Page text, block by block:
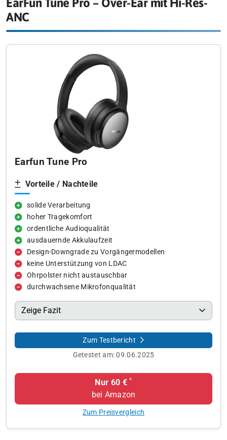
ANC
Earfun Tune Pro
Vorteile / Nachteile
solide Verarbeitung
hoher Tragekomfort
ordentliche Audioqualität
ausdauernde Akkulaufzeit
Design-Downgrade zu Vorgängermodellen
keine Unterstützung von LDAC
Ohrpolster nicht austauschbar
durchwachsene Mikrofonqualität
Zeige Fazit
Zum Testbericht
Getestet am:09.06.2025
Nur 60 € *
bei Amazon
Zum Preisvergleich